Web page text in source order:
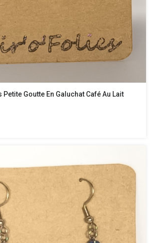
Petite Goutte En Galuchat Café Au Lait